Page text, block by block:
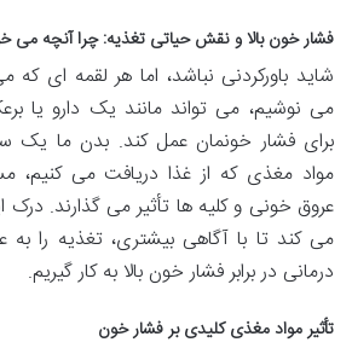
فشار خون بالا و نقش حیاتی تغذیه: چرا آنچه می
شاید باورکردنی نباشد، اما هر لقمه ای که
می نوشیم، می تواند مانند یک دارو یا
برای فشار خونمان عمل کند. بدن ما
مواد مغذی که از غذا دریافت می کنیم،
عروق خونی و کلیه ها تأثیر می گذارند.
می کند تا با آگاهی بیشتری، تغذیه را
درمانی در برابر فشار خون بالا به کار گیریم.
تأثیر مواد مغذی کلیدی بر فشار خون